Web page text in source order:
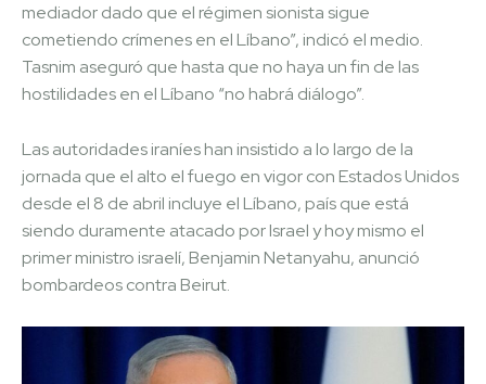
mediador dado que el régimen sionista sigue
cometiendo crímenes en el Líbano”, indicó el medio.
Tasnim aseguró que hasta que no haya un fin de las
hostilidades en el Líbano “no habrá diálogo”.
Las autoridades iraníes han insistido a lo largo de la
jornada que el alto el fuego en vigor con Estados Unidos
desde el 8 de abril incluye el Líbano, país que está
siendo duramente atacado por Israel y hoy mismo el
primer ministro israelí, Benjamin Netanyahu, anunció
bombardeos contra Beirut.